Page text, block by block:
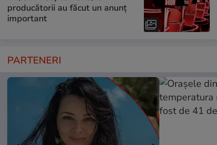
producătorii au făcut un anunț
important
PARTENERI